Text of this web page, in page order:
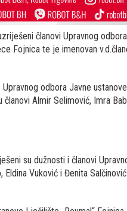
članovi Upravnog
Fojnica te je imenovan
odbora Javne
Almir Selimović, Imra
su dužnosti i članovi
Vuković i Đenita